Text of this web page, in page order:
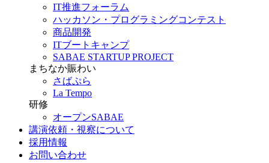
IT推進フォーラム
ハッカソン・プログラミングコンテスト
商品開発
ITブートキャンプ
SABAE STARTUP PROJECT
まちなか賑わい
さばぷら
La Tempo
研修
オープンSABAE
講演依頼・視察について
採用情報
お問い合わせ